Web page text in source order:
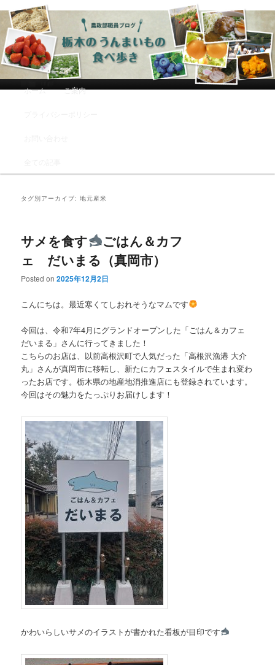
農政部職員ブログ「栃木のうんまい
もの食べ歩き」
メインコンテンツへ移動
サブコンテンツへ移動
ホーム ご案内
タグ別アーカイブ:地元産米
サメを食す
ごはん＆カフ
ェ だいまる（真岡市）
Posted on2025年12月2日
こんにちは。最近寒くてしおれそうなマムです
今回は、令和7年4月にグランドオープンした「ごはん＆カフェ
だいまる」さんに行ってきました！
こちらのお店は、以前高根沢町で人気だった「高根沢漁港 大介
丸」さんが真岡市に移転し、新たにカフェスタイルで生まれ変わ
ったお店です。栃木県の地産地消推進店にも登録されています。
今回はその魅力をたっぷりお届けします！
かわいらしいサメのイラストが書かれた看板が目印です